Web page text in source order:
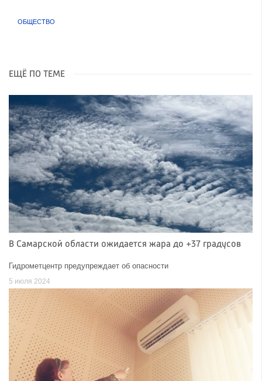
ОБЩЕСТВО
ЕЩЁ ПО ТЕМЕ
В Самарской области ожидается жара до +37 градусов
Гидрометцентр предупреждает об опасности
5 июля 2024